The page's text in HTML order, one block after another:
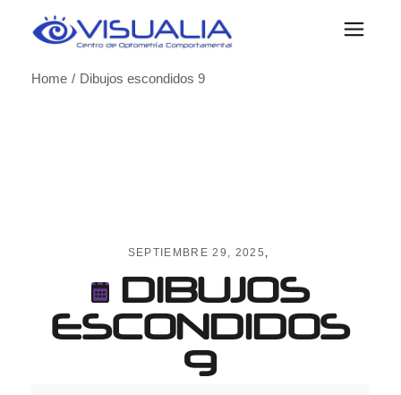
Home
Dibujos escondidos 9
SEPTIEMBRE 29, 2025
DIBUJOS
ESCONDIDOS
9